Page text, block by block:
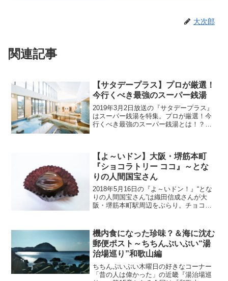
大次郎
関連記事
【サタデープラス】プロが厳選！
今行くべき最強のスーパー銭湯
2019年3月2日放送の『サタデープラス』
はスーパー銭湯を特集。プロが厳選！今
行くべき最強のスーパー銭湯とは！？女
【よ～いドン】大阪・堺筋本町
『ショコラトリー ココ』～とな
りの人間国宝さん
2018年5月16日の『よ～いドン！』“とな
りの人間国宝さん”は織田信成さんが大
阪・堺筋本町駅周辺をぶらり。チョコ作
報はこちら！
機内食になった珍味？＆海に沈む
郵便ポスト～ちちんぷいぷい“湯
治場巡り”和歌山編
ちちんぷいぷい木曜日の好きなコーナー
「昔の人は偉かった」の近畿『湯治場巡